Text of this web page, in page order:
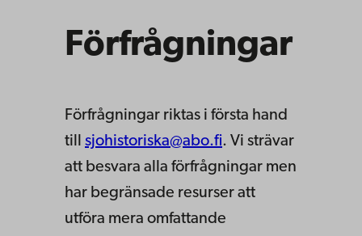
Förfrågningar
Förfrågningar riktas i första hand
till sjohistoriska@abo.fi. Vi strävar
att besvara alla förfrågningar men
har begränsade resurser att
utföra mera omfattande